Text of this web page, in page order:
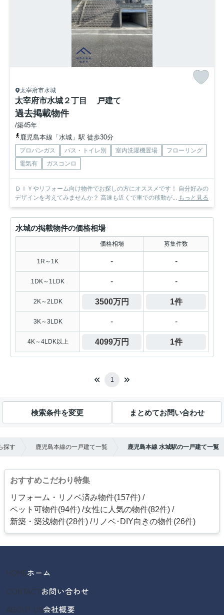
太宰府市水城
太宰府市水城２丁目 戸建て
過去掲載物件
/築45年
鹿児島本線「水城」駅 徒歩30分
プロパンガス バス・トイレ別 室内洗濯機置場
フローリング
電気有
ガスコンロ
ＤＩＹやリフォーム向け物件でお探しの方にオススメです！ 自分好みの
デザインを考えてみませんか？ 高速も近くで車での移動が... もっと見る
水城の掲載物件の価格相場
価格相場 募集件数
1R～1K - -
1DK～1LDK - -
2K～2LDK 3500万円 1件
3K～3LDK - -
4K～4LDK以上 4099万円 1件
1
検索条件を変更 まとめてお問い合わせ
探す 鹿児島本線の一戸建て一覧 鹿児島本線 水城駅の一戸建て一覧
おすすめこだわり特集
リフォーム・リノベ済み物件(157件)
ペット可物件(94件) 女性に人気の物件(82件)
新築・築浅物件(28件) リノベ･DIY向きの物件(26件)
HOMEホーム
CONTACTお問い合わせ
ABOUT US会社概要